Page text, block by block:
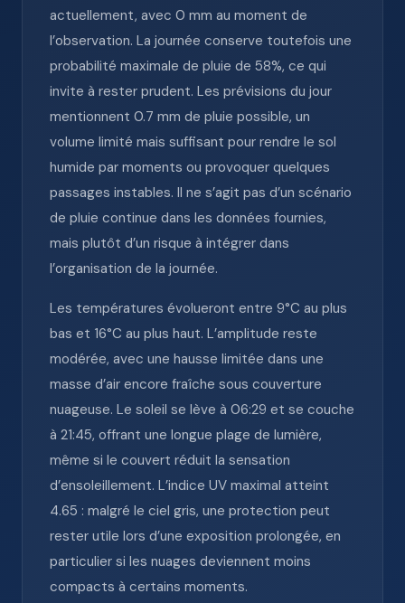
actuellement, avec 0 mm au moment de
l’observation. La journée conserve toutefois une
probabilité maximale de pluie de 58%, ce qui
invite à rester prudent. Les prévisions du jour
mentionnent 0.7 mm de pluie possible, un
volume limité mais suffisant pour rendre le sol
humide par moments ou provoquer quelques
passages instables. Il ne s’agit pas d’un scénario
de pluie continue dans les données fournies,
mais plutôt d’un risque à intégrer dans
l’organisation de la journée.
Les températures évolueront entre 9°C au plus
bas et 16°C au plus haut. L’amplitude reste
modérée, avec une hausse limitée dans une
masse d’air encore fraîche sous couverture
nuageuse. Le soleil se lève à 06:29 et se couche
à 21:45, offrant une longue plage de lumière,
même si le couvert réduit la sensation
d’ensoleillement. L’indice UV maximal atteint
4.65 : malgré le ciel gris, une protection peut
rester utile lors d’une exposition prolongée, en
particulier si les nuages deviennent moins
compacts à certains moments.